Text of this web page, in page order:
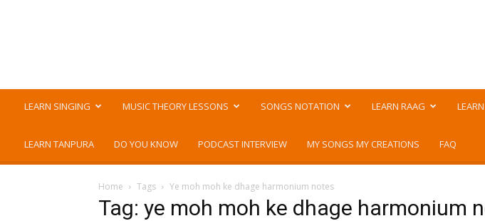
LEARN SINGING MUSIC THEORY LESSONS SONGS NOTATION LEARN RAAG
LEARN TANPURA DO YOU KNOW PODCAST INTERVIEW MY SONGS MY CREATIONS FAQ
Home Tags Ye moh moh ke dhage harmonium notes
Tag: ye moh moh ke dhage harmonium